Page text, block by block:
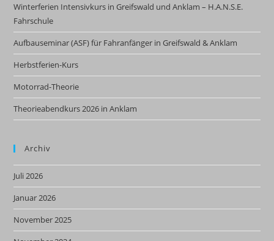
Winterferien Intensivkurs in Greifswald und Anklam – H.A.N.S.E.
Fahrschule
Aufbauseminar (ASF) für Fahranfänger in Greifswald & Anklam
Herbstferien-Kurs
Motorrad-Theorie
Theorieabendkurs 2026 in Anklam
Archiv
Juli 2026
Januar 2026
November 2025